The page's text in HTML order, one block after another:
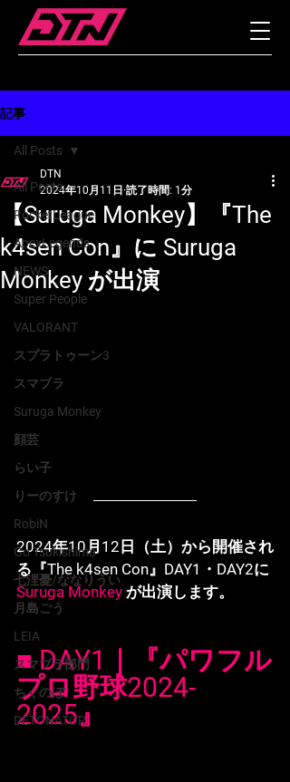
記事
All Posts
RocketLeague
ApexLegends
NEWS
Super People
VALORANT
スプラトゥーン3
スマブラ
Suruga Monkey
顔芸
らい子
りーのすけ
RobiN
Go Tsukishima
七浬憂/ななりうい
月島ごう
LEIA
スマブラ部門
ちくのぼ
DETONATOR
All Posts
【Suruga Monkey】『The
k4sen Con』に Suruga
Monkey が出演
DTN
2024年10月11日 読了時間: 1分
2024年10月12日（土）から開催され
る『The k4sen Con』DAY1・DAY2に
Suruga Monkey が出演します。
■ DAY1｜『パワフル
プロ野球2024-
2025』